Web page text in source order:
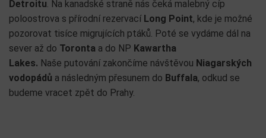
Detroitu. Na kanadské straně nás čeká malebný cíp
poloostrova s přírodní rezervací Long Point, kde je možné
pozorovat tisíce migrujících ptáků. Poté se vydáme dál na
sever až do Toronta a do NP Kawartha
Lakes. Naše putování zakončíme návštěvou Niagarských
vodopádů a následným přesunem do Buffala, odkud se
budeme vracet zpět do Prahy.